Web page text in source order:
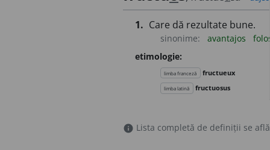
1. Care dă rezultate bune.
sinonime: avantajos
etimologie:
limba franceză fructueux
limba latină fructuosus
info Lista completă de definiții se